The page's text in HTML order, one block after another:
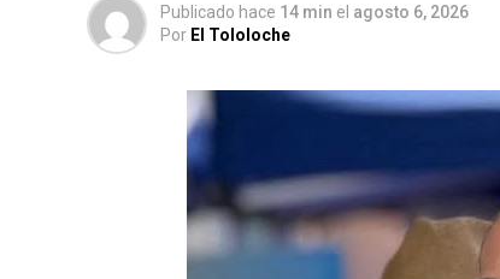
Publicado hace 14 min el agosto 6, 2026
Por El Tololoche